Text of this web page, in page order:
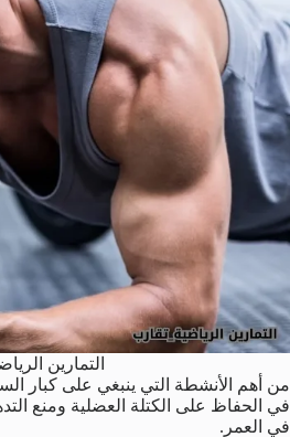
التمارين
من أهم الأنشطة التي ينبغي على كبار
في الحفاظ على الكتلة العضلية ومنع
في العمر.